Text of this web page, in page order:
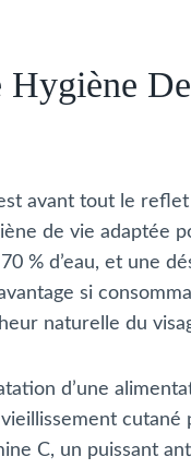
avant tout le
de vie adaptée
% d’eau, et une
si
naturelle du
d’une
cutané
C, un puissant